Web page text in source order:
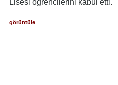
Lisesi öğrencilerini kabul etti.
görüntüle